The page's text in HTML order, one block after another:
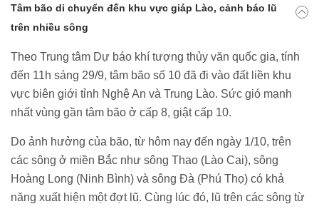
Tâm bão di chuyển đến khu vực giáp Lào, cảnh báo lũ
trên nhiều sông
Theo Trung tâm Dự báo khí tượng thủy văn quốc gia, tính
đến 11h sáng 29/9, tâm bão số 10 đã đi vào đất liền khu
vực biên giới tỉnh Nghệ An và Trung Lào. Sức gió mạnh
nhất vùng gần tâm bão ở cấp 8, giật cấp 10.
Do ảnh hưởng của bão, từ hôm nay đến ngày 1/10, trên
các sông ở miền Bắc như sông Thao (Lào Cai), sông
Hoàng Long (Ninh Bình) và sông Đà (Phú Thọ) có khả
năng xuất hiện một đợt lũ. Cùng lúc đó, lũ trên các sông từ